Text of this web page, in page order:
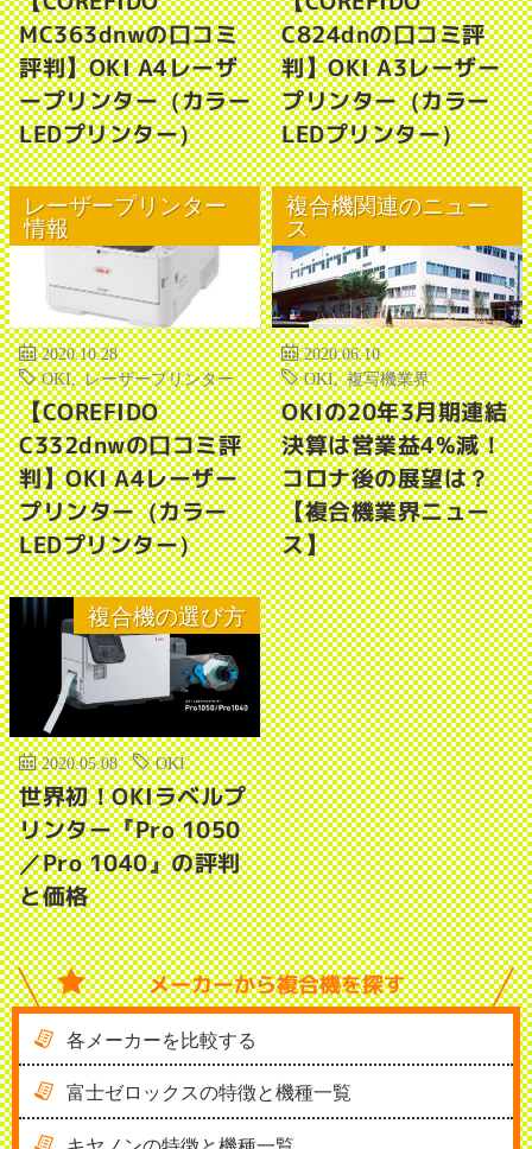
MC363dnwの口コミ
評判】OKI A4レーザ
ープリンター（カラー
LEDプリンター）
C824dnの口コミ評
判】OKI A3レーザー
プリンター（カラー
LEDプリンター）
レーザープリンター
情報
2020.10.28
OKI,レーザープリンター
【COREFIDO
C332dnwの口コミ評
判】OKI A4レーザー
プリンター（カラー
LEDプリンター）
複合機関連のニュー
ス
2020.06.10
OKI,複写機業界
OKIの20年3月期連結
決算は営業益4%減！
コロナ後の展望は？
【複合機業界ニュー
ス】
複合機の選び方
2020.05.08 OKI
世界初！OKIラベルプ
リンター『Pro 1050
／Pro 1040』の評判
と価格
メーカーから複合機を探す
各メーカーを比較する
富士ゼロックスの特徴と機種一覧